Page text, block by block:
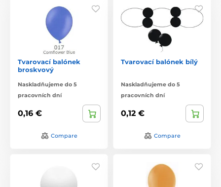
Tvarovací balónek
broskvový
Naskladňujeme do 5
pracovních dní
0,16 €
Compare
Tvarovací balónek bílý
Naskladňujeme do 5
pracovních dní
0,12 €
Compare